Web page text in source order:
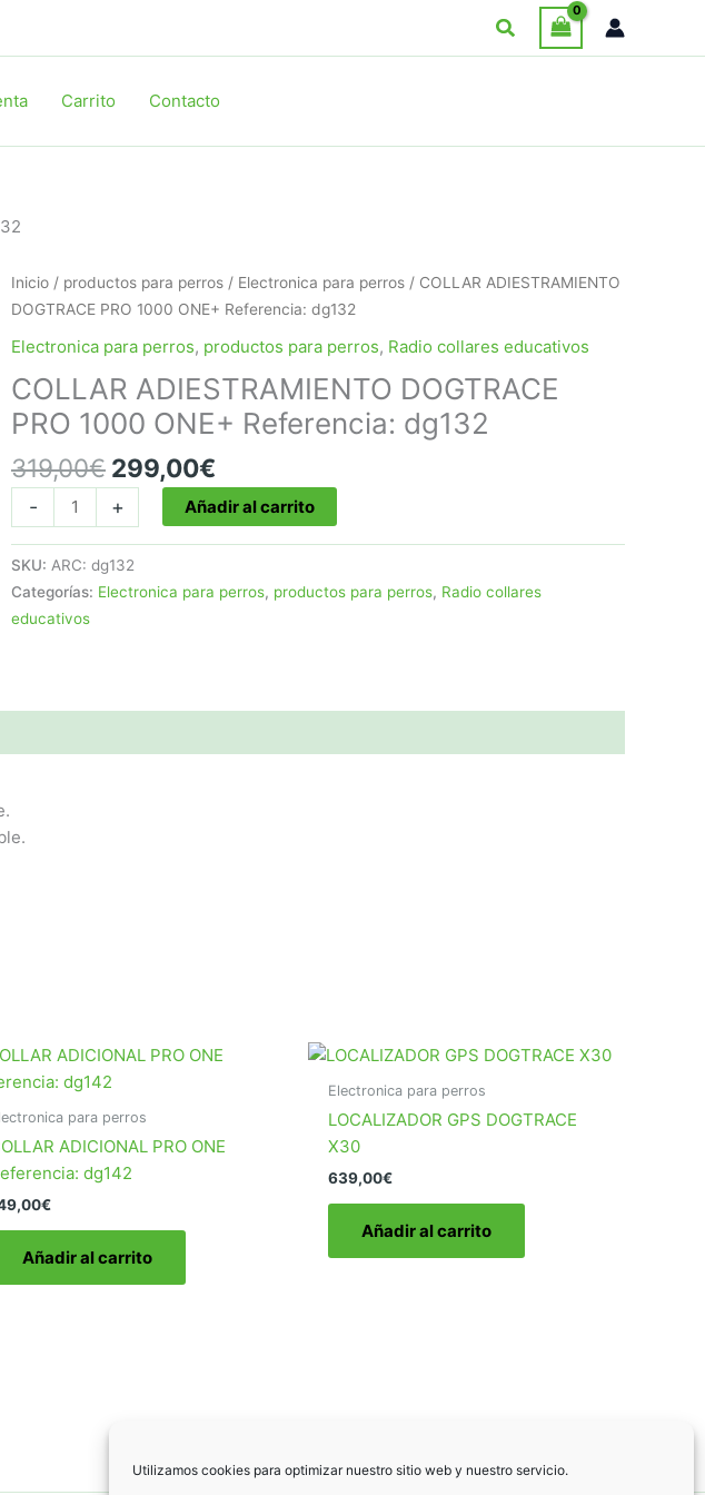
Utilizamos cookies para optimizar nuestro sitio web y nuestro servicio.
Buscar
Carrito Contacto
Inicio / productos para perros / Electronica para perros / COLLAR ADIESTRAMIENTO
DOGTRACE PRO 1000 ONE+ Referencia: dg132
Electronica para perros, productos para perros, Radio collares educativos
COLLAR ADIESTRAMIENTO DOGTRACE
PRO 1000 ONE+ Referencia: dg132
319,00€ El
precio
original
era:
319,00€.
299,00€
precio
actual
es:
-
COLLAR
ADIESTRAMIENTO
DOGTRACE
1000
cantidad
+ Añadir al carrito
SKU: ARC: dg132
Categorías: Electronica para perros, productos para perros, Radio collares
educativos
para perros
ADICIONAL PRO ONE
dg142
€
Añadir al carrito
Electronica para perros
LOCALIZADOR GPS DOGTRACE
X30
639,00€
Añadir al carrito